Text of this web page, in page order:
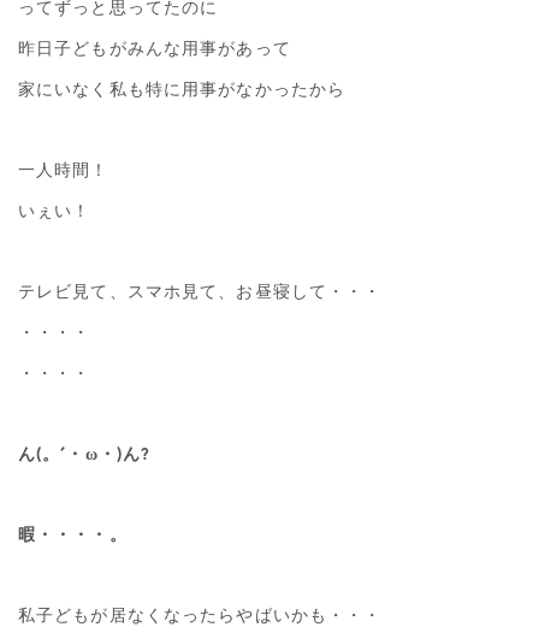
ってずっと思ってたのに
昨日子どもがみんな用事があって
家にいなく私も特に用事がなかったから
一人時間！
いぇい！
テレビ見て、スマホ見て、お昼寝して・・・
・・・・
・・・・
ん(。´・ω・)ん?
暇・・・・。
私子どもが居なくなったらやばいかも・・・